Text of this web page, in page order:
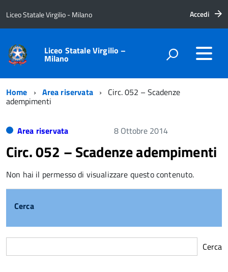
Liceo Statale Virgilio - Milano Accedi
Liceo Statale Virgilio –
Milano
Home Area riservata Circ. 052 – Scadenze
adempimenti
Area riservata 8 Ottobre 2014
Circ. 052 – Scadenze adempimenti
Non hai il permesso di visualizzare questo contenuto.
Cerca
Cerca